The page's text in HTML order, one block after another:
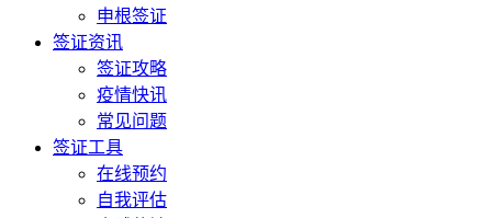
申根签证
签证资讯
签证攻略
疫情快讯
常见问题
签证工具
在线预约
自我评估